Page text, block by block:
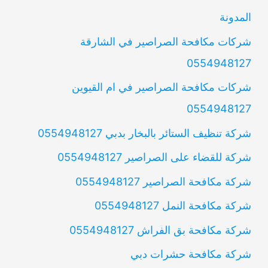
المدونة
شركات مكافحة الصراصير في الشارقة
0554948127
شركات مكافحة الصراصير في ام القيوين
0554948127
شركة تنظيف الستائر بالبخار بدبي 0554948127
شركة للقضاء على الصراصير 0554948127
شركة مكافحة الصراصير 0554948127
شركة مكافحة النمل 0554948127
شركة مكافحة بق الفراش 0554948127
شركة مكافحة حشرات دبي